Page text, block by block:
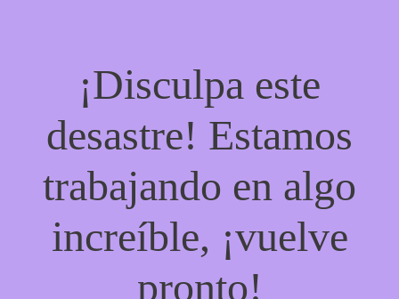
¡Disculpa este
desastre! Estamos
trabajando en algo
increíble, ¡vuelve
pronto!